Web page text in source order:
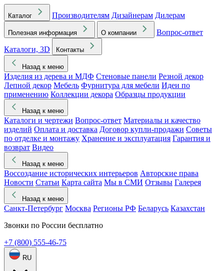
Каталог Производителям Дизайнерам Дилерам
Полезная информация О компании
Вопрос-ответ
Каталоги, 3D
Контакты
Назад к меню
Изделия из дерева и МДФ Стеновые панели Резной декор
Лепной декор Мебель Фурнитура для мебели Идеи по
применению Коллекции декора Образцы продукции
Назад к меню
Каталоги и чертежи Вопрос-ответ Материалы и качество
изделий Оплата и доставка Договор купли-продажи Советы
по отделке и монтажу Хранение и эксплуатация Гарантия и
возврат Видео
Назад к меню
Воссоздание исторических интерьеров Авторские права
Новости Статьи Карта сайта Мы в СМИ Отзывы Галерея
Назад к меню
Санкт-Петербург Москва Регионы РФ Беларусь Казахстан
Звонки по России бесплатно
+7 (800) 555-46-75
RU